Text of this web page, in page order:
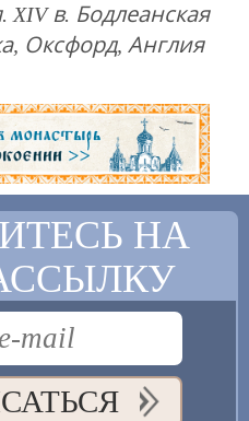
XIV в. Бодлеанская
Оксфорд, Англия
НА